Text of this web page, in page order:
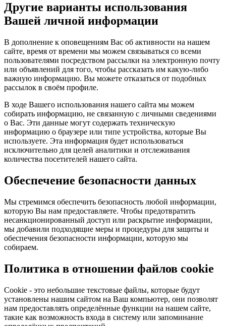
Другие варианты использования
Вашей личной информации
В дополнение к оповещениям Вас об активности на нашем
сайте, время от времени мы можем связываться со всеми
пользователями посредством рассылки на электронную почту
или объявлений для того, чтобы рассказать им какую-либо
важную информацию. Вы можете отказаться от подобных
рассылок в своём профиле.
В ходе Вашего использования нашего сайта мы можем
собирать информацию, не связанную с личными сведениями
о Вас. Эти данные могут содержать техническую
информацию о браузере или типе устройства, которые Вы
используете. Эта информация будет использоваться
исключительно для целей аналитики и отслеживания
количества посетителей нашего сайта.
Обеспечение безопасности данных
Мы стремимся обеспечить безопасность любой информации,
которую Вы нам предоставляете. Чтобы предотвратить
несанкционированный доступ или раскрытие информации,
мы добавили подходящие меры и процедуры для защиты и
обеспечения безопасности информации, которую мы
собираем.
Политика в отношении файлов cookie
Cookie - это небольшие текстовые файлы, которые будут
установлены нашим сайтом на Ваш компьютер, они позволят
нам предоставлять определённые функции на нашем сайте,
такие как возможность входа в систему или запоминание